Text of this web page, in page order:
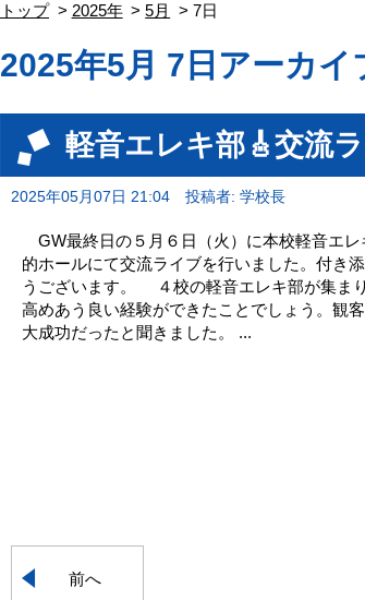
トップ 2025年 5月 7日
2025年5月 7日アーカイ
軽音エレキ部🎸交流
2025年05月07日 21:04 投稿者: 学校長
GW最終日の５月６日（火）に本校軽音エ
的ホールにて交流ライブを行いました。付き
うございます。 ４校の軽音エレキ部が集ま
高めあう良い経験ができたことでしょう。観
大成功だったと聞きました。 ...
前へ